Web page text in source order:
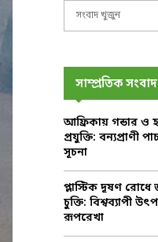
o
r
:
সাম্প্রতিক সংবাদ
আফ্রিকায় গন্ডার ও
প্রযুক্তি: বন্যপ্রাণী
সূচনা
প্লাস্টিক দূষণ
চুক্তি: বিশ্বব্যাপী
রূপরেখা